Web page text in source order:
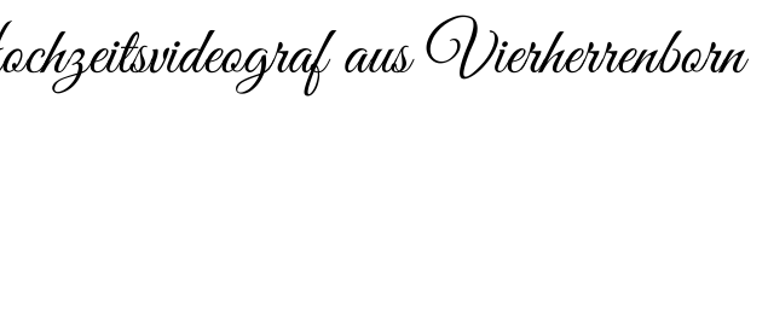
aus Vierherrenborn